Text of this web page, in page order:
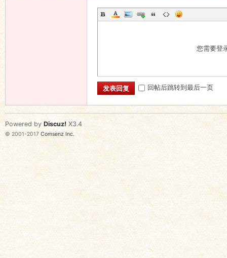
您需要登
发表回复 回帖后跳转到最后一页
Powered by Discuz! X3.4
© 2001-2017 Comsenz Inc.